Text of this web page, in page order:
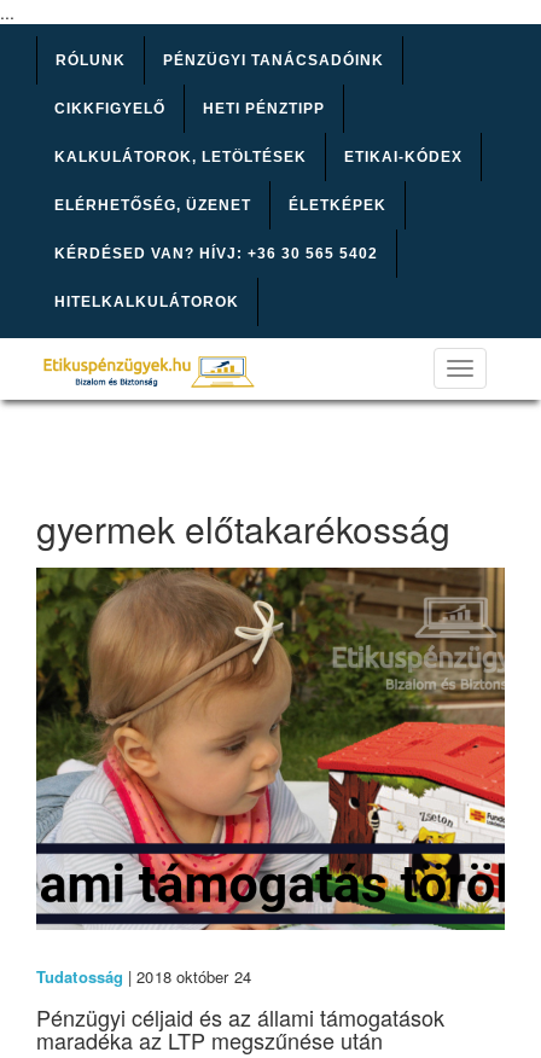
...
RÓLUNK PÉNZÜGYI TANÁCSADÓINK
CIKKFIGYELŐ HETI PÉNZTIPP
KALKULÁTOROK, LETÖLTÉSEK ETIKAI-KÓDEX
ELÉRHETŐSÉG, ÜZENET ÉLETKÉPEK
KÉRDÉSED VAN? HÍVJ: +36 30 565 5402
HITELKALKULÁTOROK
Toggle
navigation
gyermek előtakarékosság
Tudatosság | 2018 október 24
Pénzügyi céljaid és az állami támogatások
maradéka az LTP megszűnése után